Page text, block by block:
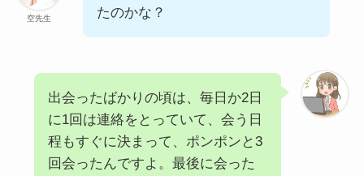
空先生
たのかな？
出会ったばかりの頃は、毎日か2日
に1回は連絡をとっていて、会う日
程もすぐに決まって、ポンポンと3
回会ったんですよ。最後に会った